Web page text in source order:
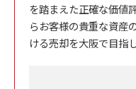
を踏まえた正確な価値
らお客様の貴重な資産
ける売却を大阪で目指し